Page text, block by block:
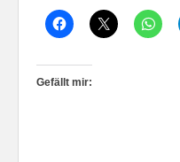
Gefällt mir: